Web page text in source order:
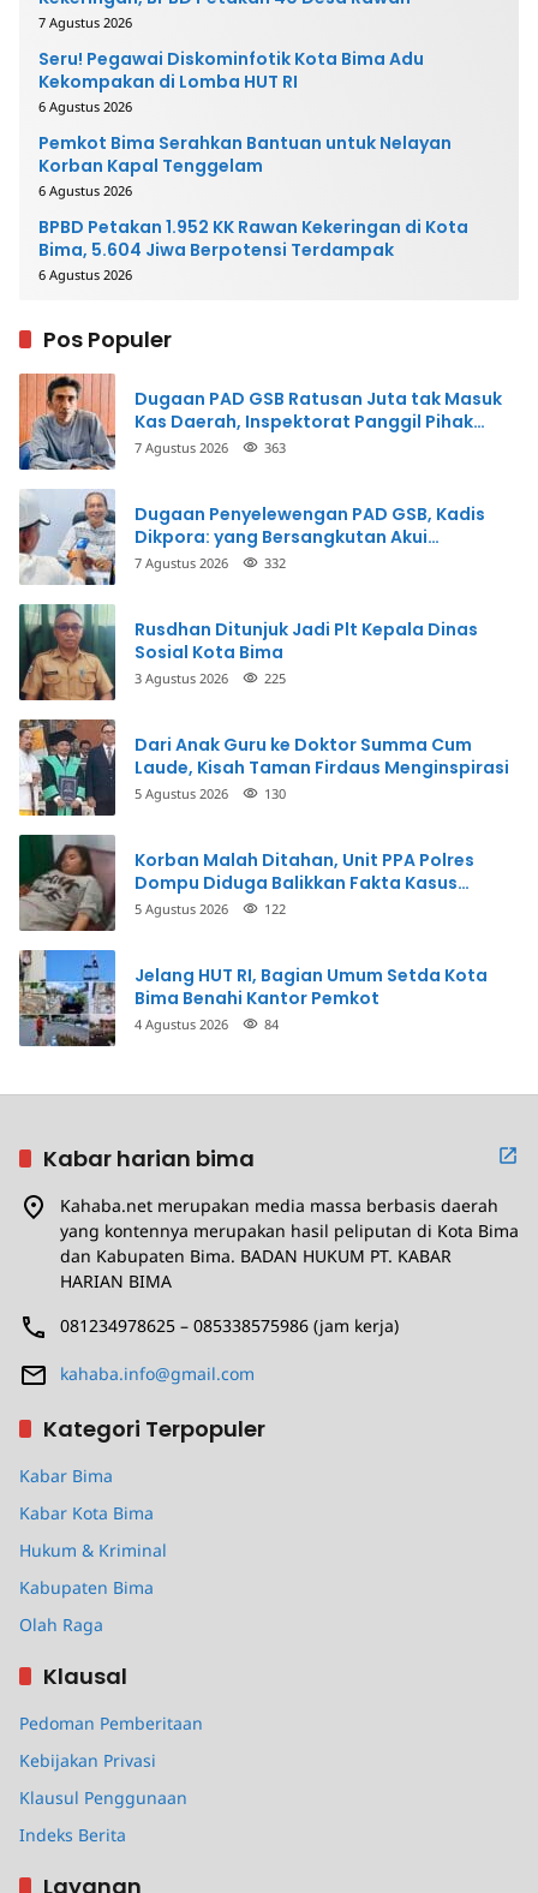
7 Agustus 2026
Seru! Pegawai Diskominfotik Kota Bima Adu
Kekompakan di Lomba HUT RI
6 Agustus 2026
Pemkot Bima Serahkan Bantuan untuk Nelayan
Korban Kapal Tenggelam
6 Agustus 2026
BPBD Petakan 1.952 KK Rawan Kekeringan di Kota
Bima, 5.604 Jiwa Berpotensi Terdampak
6 Agustus 2026
Pos Populer
Dugaan PAD GSB Ratusan Juta tak Masuk
Kas Daerah, Inspektorat Panggil Pihak
Terkait
7 Agustus 2026 363
Dugaan Penyelewengan PAD GSB, Kadis
Dikpora: yang Bersangkutan Akui
Perbuatannya dan Siap Mengembalikan
7 Agustus 2026 332
Rusdhan Ditunjuk Jadi Plt Kepala Dinas
Sosial Kota Bima
3 Agustus 2026 225
Dari Anak Guru ke Doktor Summa Cum
Laude, Kisah Taman Firdaus Menginspirasi
5 Agustus 2026 130
Korban Malah Ditahan, Unit PPA Polres
Dompu Diduga Balikkan Fakta Kasus
Penganiayaan
5 Agustus 2026 122
Jelang HUT RI, Bagian Umum Setda Kota
Bima Benahi Kantor Pemkot
4 Agustus 2026 84
Kabar harian bima
Kahaba.net merupakan media massa berbasis daerah
yang kontennya merupakan hasil peliputan di Kota Bima
dan Kabupaten Bima. BADAN HUKUM PT. KABAR
HARIAN BIMA
081234978625 – 085338575986 (jam kerja)
kahaba.info@gmail.com
Kategori Terpopuler
Kabar Bima
Kabar Kota Bima
Hukum & Kriminal
Kabupaten Bima
Olah Raga
Klausal
Pedoman Pemberitaan
Kebijakan Privasi
Klausul Penggunaan
Indeks Berita
Layanan